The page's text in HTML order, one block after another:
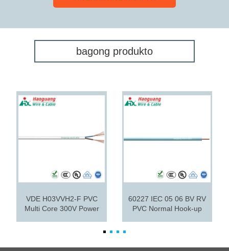
bagong produkto
VDE H03VVH2-F PVC
Multi Core 300V Power
60227 IEC 05 06 BV RV
PVC Normal Hook-up